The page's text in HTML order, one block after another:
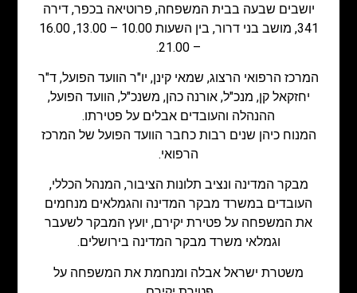
יושבים שבעה בבית המשפחה, פרוטיאה בכפר, דירה
341, מושב בני דרור, בין השעות 10.00 – 13.00, 16.00
– 21.00.
המרכז הרפואי הרצוג, שמאי קינן, יו"ר הוועד הפועל, ד"ר
יחזקאל קן, מנכ"ל, אורנה כהן, משנכ"ל, הוועד הפועל,
ההנהלה והעובדים אבלים על פטירתו.
המנוח כיהן שנים רבות כחבר הוועד הפועל של המרכז
הרפואי.
מבקר המדינה ונציב תלונות הציבור, המנהל הכללי,
העובדים במשרד מבקר המדינה והגמלאים מנחמים
את המשפחה על פטירת יקירם, יועץ המבקר לשעבר
וגמלאי משרד מבקר המדינה בירושלים.
משטרת ישראל אבלה ומנחמת את המשפחה על